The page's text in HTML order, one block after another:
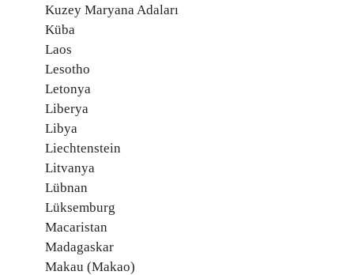
Kuzey Maryana Adaları
Küba
Laos
Lesotho
Letonya
Liberya
Libya
Liechtenstein
Litvanya
Lübnan
Lüksemburg
Macaristan
Madagaskar
Makau (Makao)